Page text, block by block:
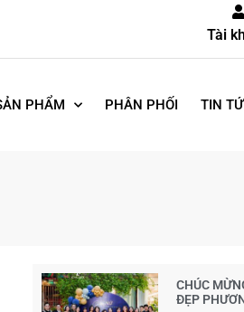
Tài
PHẨM PHÂN PHỐI TIN
CHÚC
ĐẸP